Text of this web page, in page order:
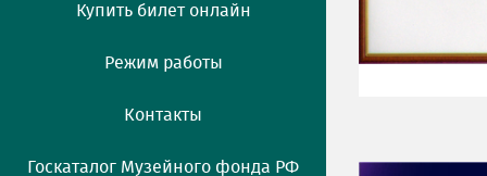
Купить билет онлайн
Режим работы
Контакты
Госкаталог Музейного фонда РФ